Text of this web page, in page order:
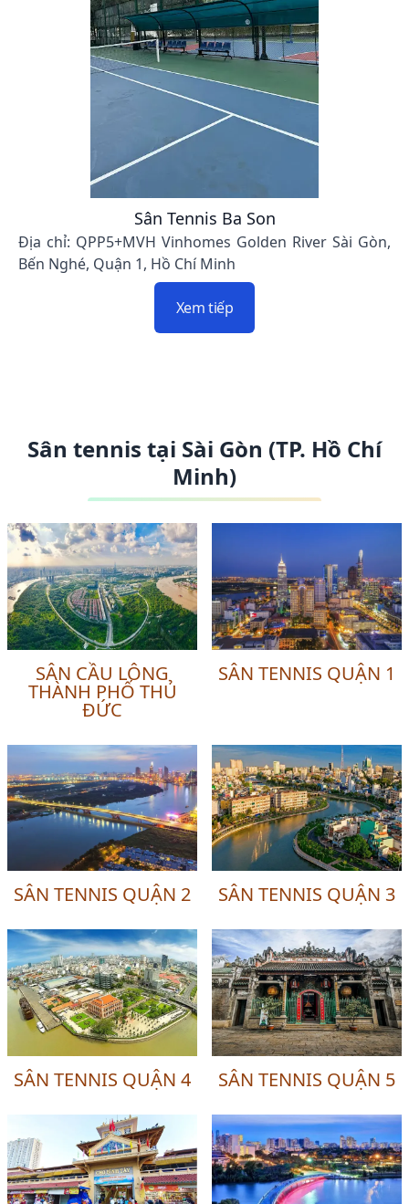
Sân Tennis Ba Son
Địa chỉ: QPP5+MVH Vinhomes Golden River Sài Gòn,
Bến Nghé, Quận 1, Hồ Chí Minh
Xem tiếp
Sân tennis tại Sài Gòn (TP. Hồ Chí
Minh)
SÂN CẦU LÔNG
THÀNH PHỐ THỦ
ĐỨC
SÂN TENNIS QUẬN 1
SÂN TENNIS QUẬN 2 SÂN TENNIS QUẬN 3
SÂN TENNIS QUẬN 4 SÂN TENNIS QUẬN 5